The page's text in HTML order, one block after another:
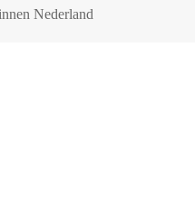
Nederland